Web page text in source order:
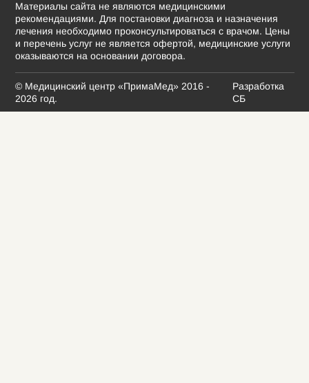
Материалы сайта не являются медицинскими
рекомендациями. Для постановки диагноза и назначения
лечения необходимо проконсультироваться с врачом. Цены
и перечень услуг не является офертой, медицинские услуги
оказываются на основании договора.
© Медицинский центр «ПримаМед» 2016 -
2026 год.
Разработка
СБ